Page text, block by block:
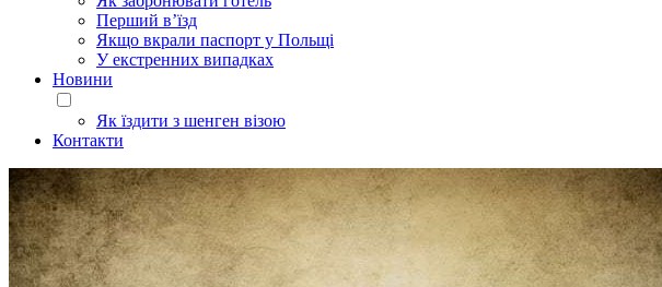
Перший в’їзд
Якщо вкрали паспорт у Польщі
У екстренних випадках
Новини
Як їздити з шенген візою
Контакти